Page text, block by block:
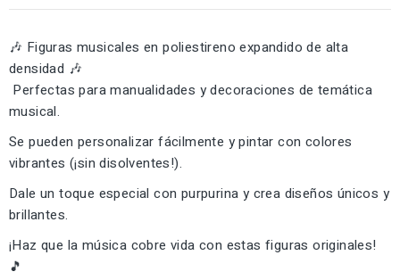
🎶 Figuras musicales en poliestireno expandido de alta
densidad 🎶
Perfectas para manualidades y decoraciones de temática
musical.
Se pueden personalizar fácilmente y pintar con colores
vibrantes (¡sin disolventes!).
Dale un toque especial con purpurina y crea diseños únicos y
brillantes.
¡Haz que la música cobre vida con estas figuras originales!
🎵